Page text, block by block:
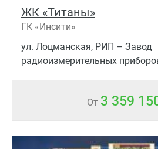
ЖК «Титаны»
ГК «Инсити»
ул. Лоцманская, РИП – Завод
радиоизмерительных
От 3 359